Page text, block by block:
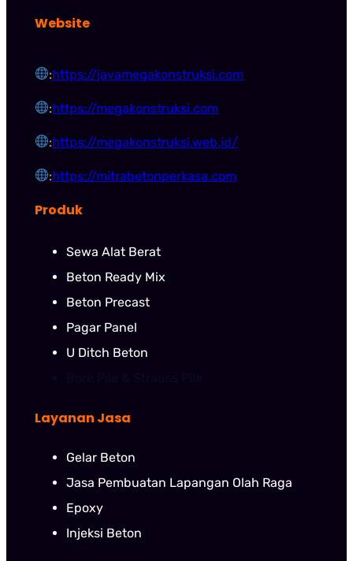
Website
:https://javamegakonstruksi.com
:https://megakonstruksi.com
:https://megakonstruksi.web.id/
:https://mitrabetonperkasa.com
Produk
Sewa Alat Berat
Beton Ready Mix
Beton Precast
Pagar Panel
U Ditch Beton
Layanan Jasa
Gelar Beton
Jasa Pembuatan Lapangan Olah Raga
Epoxy
Injeksi Beton